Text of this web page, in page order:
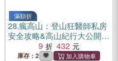
滿額折
28.瘋高山：登山狂醫師私房
安全攻略&高山紀行大公開，
讓大人小孩都能放心入山
（暢銷增訂版）
9 432
庫存：2